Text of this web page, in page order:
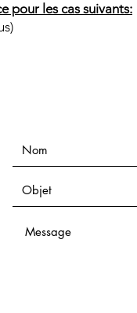
pour les cas suivants: